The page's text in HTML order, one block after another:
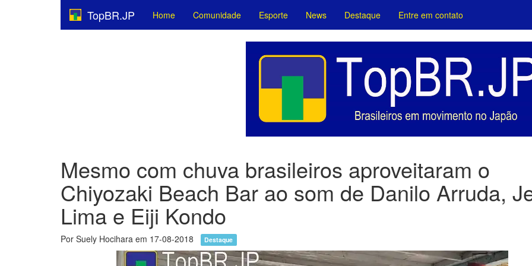
TopBR.JP Home Comunidade Esporte News Destaque Entre em contato
Mesmo com chuva brasileiros aproveitaram o
Chiyozaki Beach Bar ao som de Danilo Arruda,
Lima e Eiji Kondo
Por Suely Hocihara em 17-08-2018 Destaque